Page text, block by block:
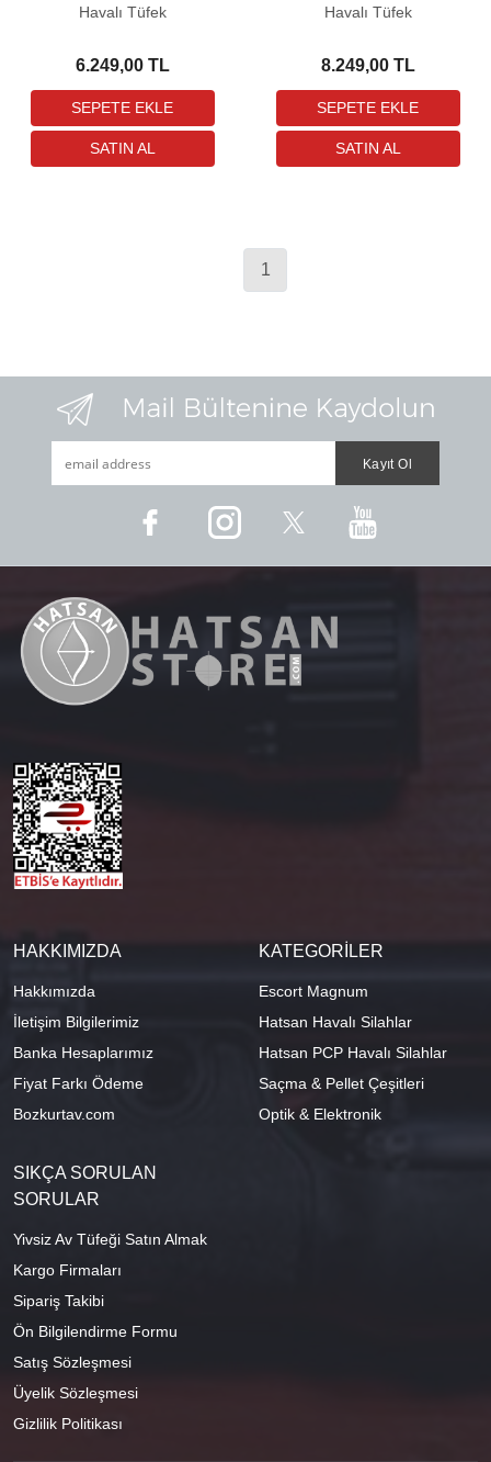
Havalı Tüfek
6.249,00 TL
Havalı Tüfek
8.249,00 TL
1
HAKKIMIZDA
Hakkımızda
İletişim Bilgilerimiz
Banka Hesaplarımız
Fiyat Farkı Ödeme
Bozkurtav.com
KATEGORİLER
Escort Magnum
Hatsan Havalı Silahlar
Hatsan PCP Havalı Silahlar
Saçma & Pellet Çeşitleri
Optik & Elektronik
SIKÇA SORULAN
SORULAR
Yivsiz Av Tüfeği Satın Almak
Kargo Firmaları
Sipariş Takibi
Ön Bilgilendirme Formu
Satış Sözleşmesi
Üyelik Sözleşmesi
Gizlilik Politikası